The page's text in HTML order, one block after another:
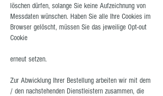
löschen dürfen, solange Sie keine Aufzeichnung von
Messdaten wünschen. Haben Sie alle Ihre Cookies im
Browser gelöscht, müssen Sie das jeweilige Opt-out
Cookie
erneut setzen.
Zur Abwicklung Ihrer Bestellung arbeiten wir mit dem
/ den nachstehenden Dienstleistern zusammen, die